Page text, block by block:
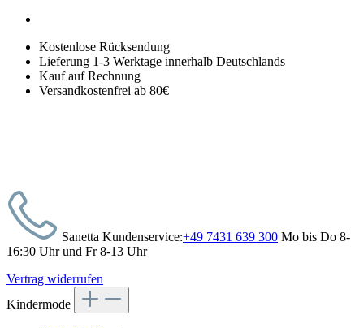
Kostenlose Rücksendung
Lieferung 1-3 Werktage innerhalb Deutschlands
Kauf auf Rechnung
Versandkostenfrei ab 80€
Sanetta Kundenservice:+49 7431 639 300 Mo bis Do 8-
16:30 Uhr und Fr 8-13 Uhr
Vertrag widerrufen
Kindermode